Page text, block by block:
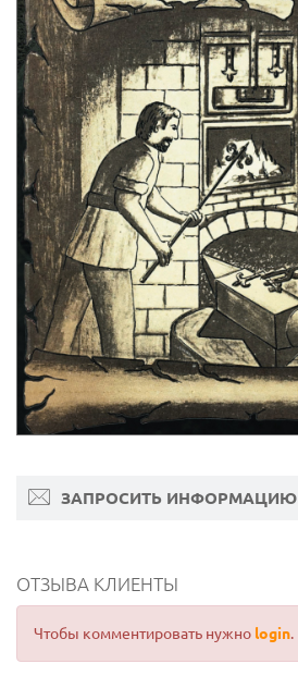
ЗАПРОСИТЬ ИНФОРМАЦИЮ
ОТЗЫВА КЛИЕНТЫ
Чтобы комментировать нужно login.